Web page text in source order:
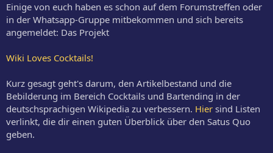
Einige von euch haben es schon auf dem Forumstreffen oder
in der Whatsapp-Gruppe mitbekommen und sich bereits
angemeldet: Das Projekt
Wiki Loves Cocktails!
Kurz gesagt geht's darum, den Artikelbestand und die
Bebilderung im Bereich Cocktails und Bartending in der
deutschsprachigen Wikipedia zu verbessern. Hier sind Listen
verlinkt, die dir einen guten Überblick über den Satus Quo
geben.